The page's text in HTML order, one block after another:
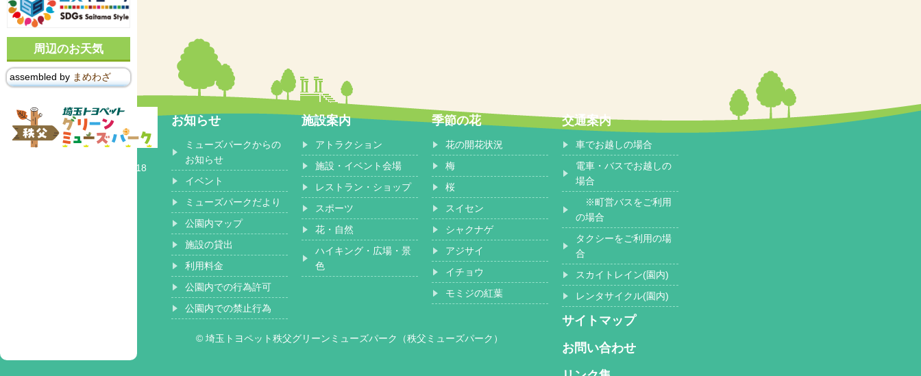
周辺のお天気
assembled by まめわざ
埼玉県秩父郡 小鹿野町長留2518
お知らせ
ミューズパークからの
お知らせ
イベント
ミューズパークだより
公園内マップ
施設の貸出
利用料金
公園内での行為許可
公園内での禁止行為
施設案内
アトラクション
施設・イベント会場
レストラン・ショップ
スポーツ
花・自然
ハイキング・広場・景
色
季節の花
花の開花状況
梅
桜
スイセン
シャクナゲ
アジサイ
イチョウ
モミジの紅葉
交通案内
車でお越しの場合
電車・バスでお越しの
場合
※町営バスをご利用
の場合
タクシーをご利用の場
合
スカイトレイン(園内)
レンタサイクル(園内)
サイトマップ
お問い合わせ
© 埼玉トヨペット秩父グリーンミューズパーク（秩父ミューズパーク）